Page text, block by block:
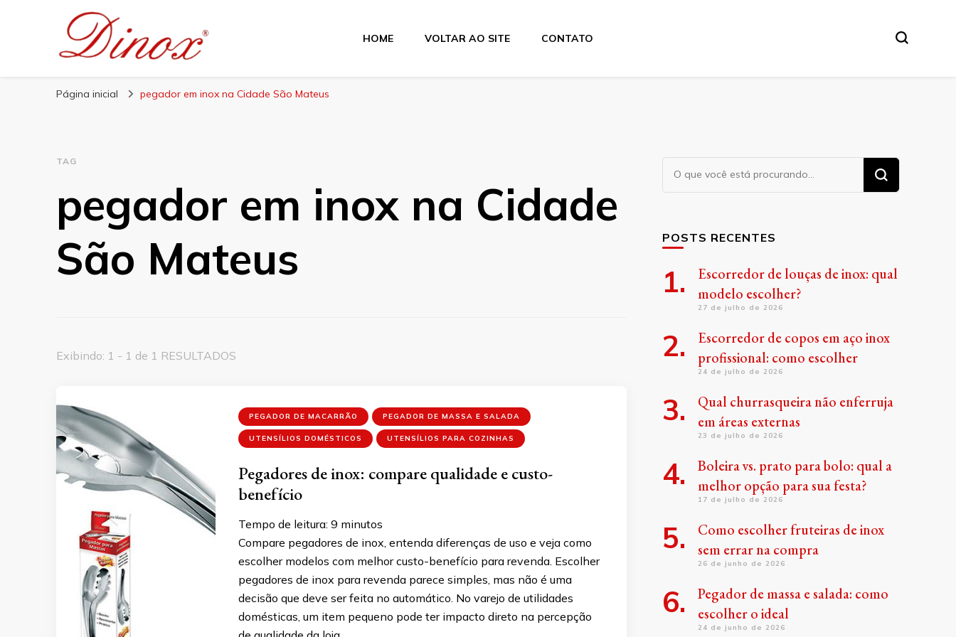
Blog Dinox
HOME VOLTAR AO SITE CONTATO
Página inicial pegador em inox na Cidade São Mateus
TAG
pegador em inox na Cidade
São Mateus
Exibindo: 1 - 1 de 1 RESULTADOS
PEGADOR DE MACARRÃO PEGADOR DE MASSA E SALADA
UTENSÍLIOS DOMÉSTICOS UTENSÍLIOS PARA COZINHAS
Pegadores de inox: compare qualidade e custo-
benefício
Tempo de leitura: 9 minutos
Compare pegadores de inox, entenda diferenças de uso e veja como
escolher modelos com melhor custo-benefício para revenda. Escolher
pegadores de inox para revenda parece simples, mas não é uma
decisão que deve ser feita no automático. No varejo de utilidades
domésticas, um item pequeno pode ter impacto direto na percepção
Procurando
algo?
POSTS RECENTES
Escorredor de louças de inox: qual
modelo escolher?
27 de julho de 2026
Escorredor de copos em aço inox
profissional: como escolher
24 de julho de 2026
Qual churrasqueira não enferruja
em áreas externas
23 de julho de 2026
Boleira vs. prato para bolo: qual a
melhor opção para sua festa?
17 de julho de 2026
Como escolher fruteiras de inox
sem errar na compra
26 de junho de 2026
Pegador de massa e salada: como
escolher o ideal
24 de junho de 2026